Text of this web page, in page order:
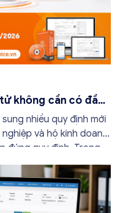
không cần có đầy
nhiều quy định mới
và hộ kinh doanh
đúng quy định. Trong
sẽ chia sẻ 13
cần […]